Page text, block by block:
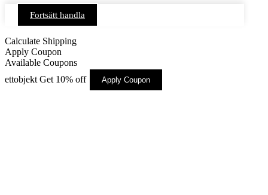
Fortsätt handla
Calculate Shipping
Apply Coupon
Available Coupons
ettobjekt Get 10% off Apply Coupon